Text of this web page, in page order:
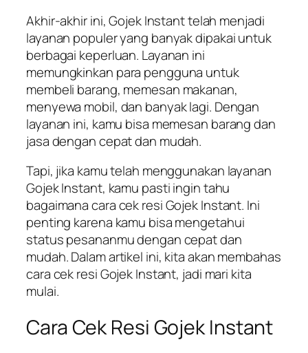
Akhir-akhir ini, Gojek Instant telah menjadi
layanan populer yang banyak dipakai untuk
berbagai keperluan. Layanan ini
memungkinkan para pengguna untuk
membeli barang, memesan makanan,
menyewa mobil, dan banyak lagi. Dengan
layanan ini, kamu bisa memesan barang dan
jasa dengan cepat dan mudah.
Tapi, jika kamu telah menggunakan layanan
Gojek Instant, kamu pasti ingin tahu
bagaimana cara cek resi Gojek Instant. Ini
penting karena kamu bisa mengetahui
status pesananmu dengan cepat dan
mudah. Dalam artikel ini, kita akan membahas
cara cek resi Gojek Instant, jadi mari kita
mulai.
Cara Cek Resi Gojek Instant